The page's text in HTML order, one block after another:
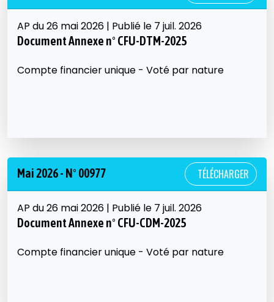
AP du 26 mai 2026 | Publié le 7 juil. 2026
Document Annexe n° CFU-DTM-2025
Compte financier unique - Voté par nature
Mai 2026 - N° 00977 TÉLÉCHARGER
AP du 26 mai 2026 | Publié le 7 juil. 2026
Document Annexe n° CFU-CDM-2025
Compte financier unique - Voté par nature